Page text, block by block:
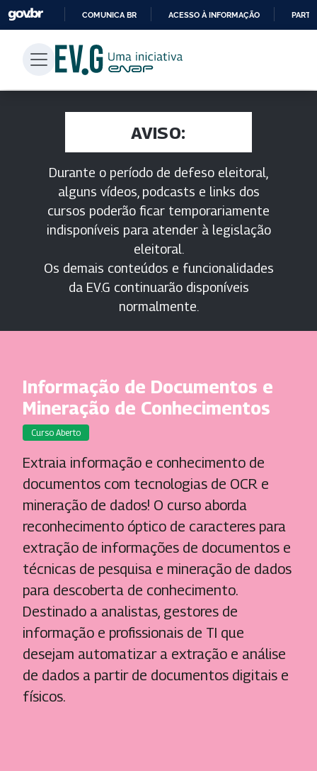
PARA
CONTEÚDO
COMUNICA BR ACESSO À INFORMAÇÃO
AVISO:
Durante o período de defeso eleitoral,
alguns vídeos, podcasts e links dos
cursos poderão ficar temporariamente
indisponíveis para atender à legislação
eleitoral.
Os demais conteúdos e funcionalidades
da EV.G continuarão disponíveis
normalmente.
Informação de Documentos e
Mineração de Conhecimentos
Curso Aberto
Extraia informação e conhecimento de
documentos com tecnologias de OCR e
mineração de dados! O curso aborda
reconhecimento óptico de caracteres para
extração de informações de documentos e
técnicas de pesquisa e mineração de dados
para descoberta de conhecimento.
Destinado a analistas, gestores de
informação e profissionais de TI que
desejam automatizar a extração e análise
de dados a partir de documentos digitais e
físicos.